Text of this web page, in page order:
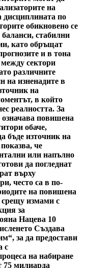
на
дисциплината по
обикновено се
стабилни
като обръщат
и в тона
сектори
различните
на изненадите в
на
в който
реалността. За
означава повишена
обаче,
бъде източник на
че
или напълно
да погледнат
върху
често са в по-
на повишена
срещу измами с
за
Нацева 10
Създава
за да предостави
с
на набиране
75 милиарда